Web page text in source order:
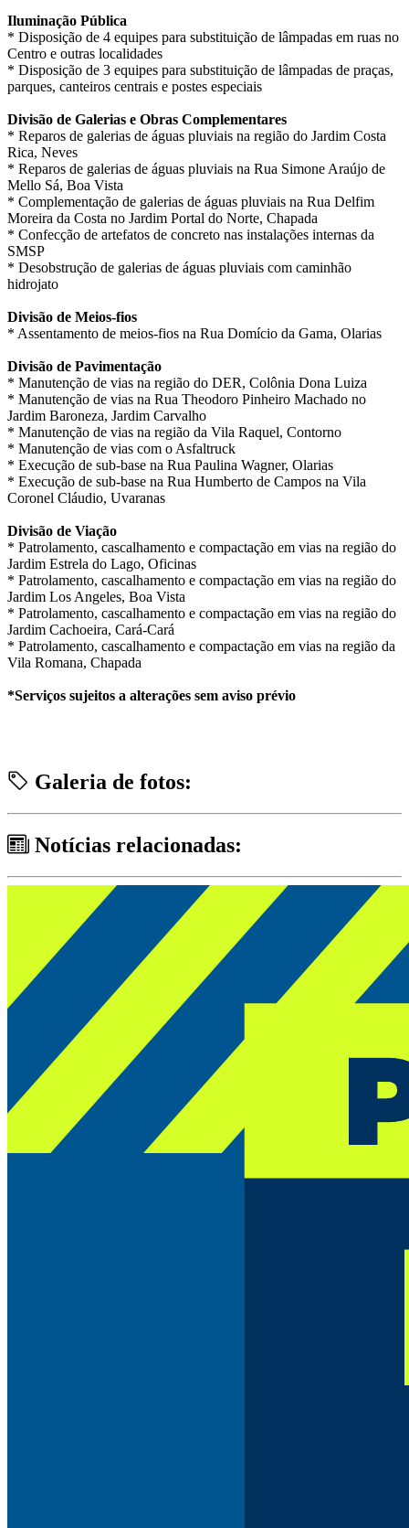
Iluminação Pública
* Disposição de 4 equipes para substituição de lâmpadas em ruas no
Centro e outras localidades
* Disposição de 3 equipes para substituição de lâmpadas de praças,
parques, canteiros centrais e postes especiais
Divisão de Galerias e Obras Complementares
* Reparos de galerias de águas pluviais na região do Jardim Costa
Rica, Neves
* Reparos de galerias de águas pluviais na Rua Simone Araújo de
Mello Sá, Boa Vista
* Complementação de galerias de águas pluviais na Rua Delfim
Moreira da Costa no Jardim Portal do Norte, Chapada
* Confecção de artefatos de concreto nas instalações internas da
SMSP
* Desobstrução de galerias de águas pluviais com caminhão
hidrojato
Divisão de Meios-fios
* Assentamento de meios-fios na Rua Domício da Gama, Olarias
Divisão de Pavimentação
* Manutenção de vias na região do DER, Colônia Dona Luiza
* Manutenção de vias na Rua Theodoro Pinheiro Machado no
Jardim Baroneza, Jardim Carvalho
* Manutenção de vias na região da Vila Raquel, Contorno
* Manutenção de vias com o Asfaltruck
* Execução de sub-base na Rua Paulina Wagner, Olarias
* Execução de sub-base na Rua Humberto de Campos na Vila
Coronel Cláudio, Uvaranas
Divisão de Viação
* Patrolamento, cascalhamento e compactação em vias na região do
Jardim Estrela do Lago, Oficinas
* Patrolamento, cascalhamento e compactação em vias na região do
Jardim Los Angeles, Boa Vista
* Patrolamento, cascalhamento e compactação em vias na região do
Jardim Cachoeira, Cará-Cará
* Patrolamento, cascalhamento e compactação em vias na região da
Vila Romana, Chapada
*Serviços sujeitos a alterações sem aviso prévio
Galeria de fotos:
Notícias relacionadas: